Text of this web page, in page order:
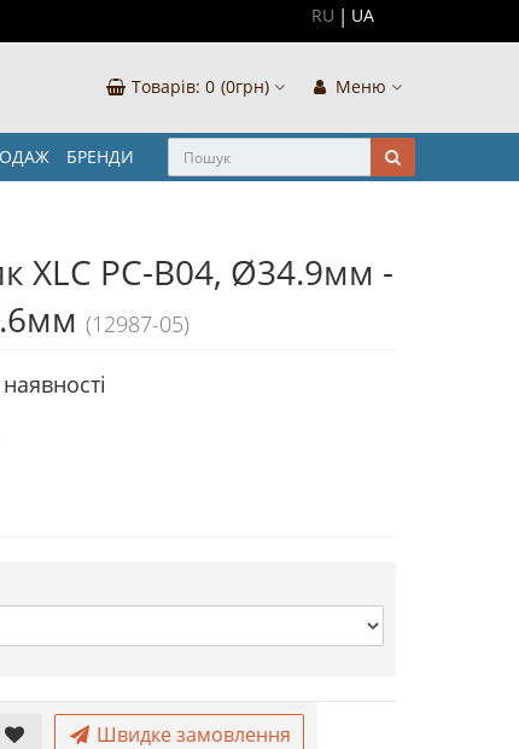
RU UA
(0грн)
Товарів: 0 Меню
БРЕНДИ
XLC PC-B04, Ø34.9мм -
(12987-05)
Швидке замовлення